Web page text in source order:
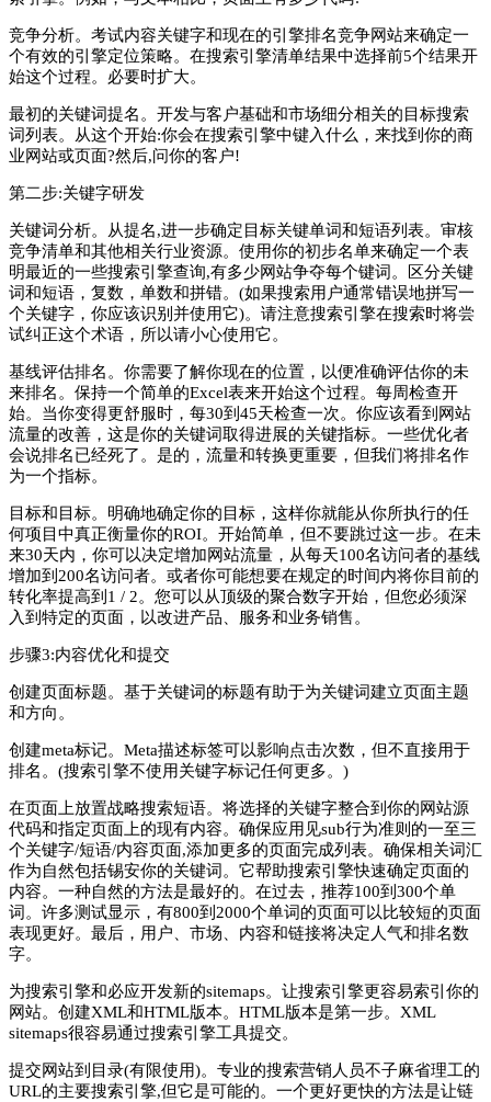
竞争分析。考试内容关键字和现在的引擎排名­竞争网站来确定一
个有效的引擎定位策略。在搜索引擎清单结果中选择前5个结果开
始这个过程。必要时扩大。
最初的关键词提名。开发与客户基础和市场细分相关的目标搜索
词列表。从这个开始:你会在搜索引擎中键入什么，来找到你的商
业网站或页面?然后,问你的客户!
第二步:关键字研发
关键词分析。从提名,进一步确定目标关键­单词和短语列表。审核
竞争清单和其他相关行业资源。使用你的初步名单来确定一个表
明最近的一些搜索引擎查询,有多少网站争夺每个键­词。区分关键
词和短语，复数，单数和拼错。(如果搜索用户通常错误地拼写一
个关键字，你应该识别并使用它)。请注意搜索引擎在搜索时将尝
试纠正这个术语，所以请小心使用它。
基线评估排名。你需要了解你现在的位置，以便准确评估你的未
来排名。保持一个简单的Excel表来开始这个过程。每周检查开
始。当你变得更舒服时，每30到45天检查一次。你应该看到网站
流量的改善，这是你的关键词取得进展的关键指标。一些优化者
会说排名已经死了。是的，流量和转换更重要，但我们将排名作
为一个指标。
目标和目标。明确地确定你的目标，这样你就能从你所执行的任
何项目中真正衡量你的ROI。开始简单，但不要跳过这一步。在未
来30天内，你可以决定增加网站流量，从每天100名访问者的基线
增加到200名访问者。或者你可能想要在规定的时间内将你目前的
转化率提高到1 / 2。您可以从顶级的聚合数字开始，但您必须深
入到特定的页面，以改进产品、服务和业务销售。
步骤3:内容优化和提交
创建页面标题。基于关键词的标题有助于为关键词建立页面主题
和方向。
创建meta标记。Meta描述标签可以影响点击次数，但不直接用于
排名。(搜索引擎不使用关键字标记任何­更多。)
在页面上放置战略搜索短语。将选择的关键字整合到你的网站源
代码和指定页面上的现有内容。确保应用见sub­行为准则的一至三
个关键字/短语/内容页面,添加更多的页面完成列表。确保相关词汇
作为自然包括­锡安你的关键词。它帮助搜索引擎快速确定页面的
内容。一种自然的方法是最好的。在过去，推荐100到300个单
词。许多测试显示，有800到2000个单词的页面可以比较短的页面
表现更好。最后，用户、市场、内容和链接将决定人气和排名数
字。
为搜索引擎和必应开发新的sitemaps。让搜索引擎更容易索引你的
网站。创建XML和HTML版本。HTML版本是第一步。XML
sitemaps很容易通过搜索引擎工具提交。
提交网站到目录(有限使用)。专业的搜索营销人员不子­麻省理工的
URL的主要搜索引擎,但它是可能的。一个更好更快的方法是让链